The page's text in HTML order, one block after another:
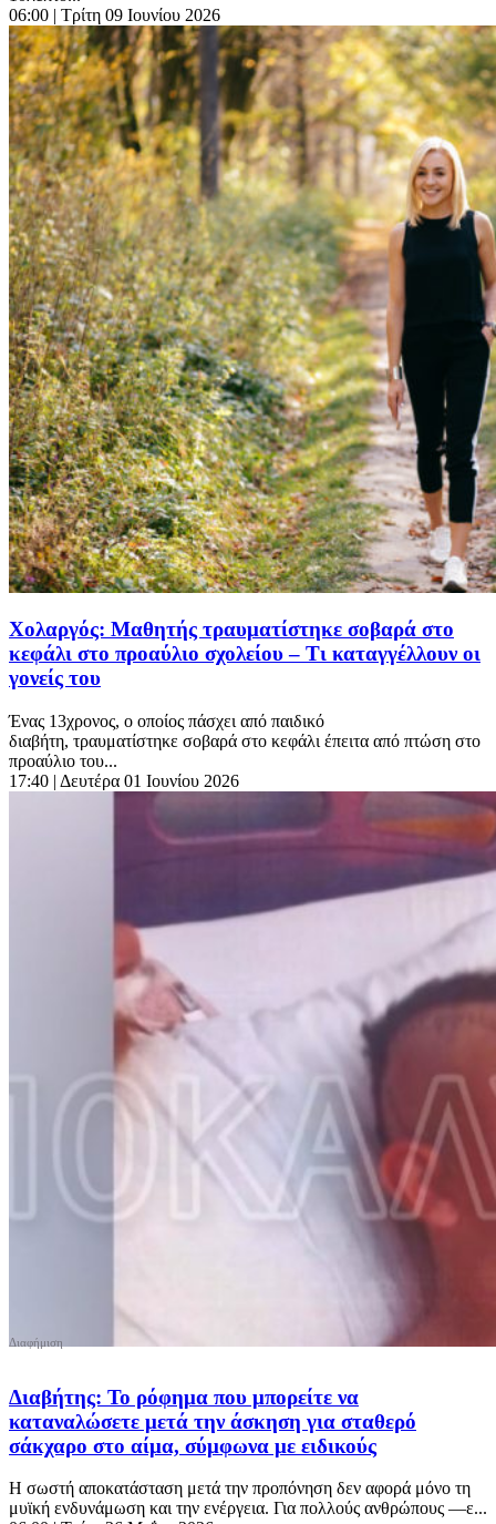
06:00 | Τρίτη 09 Ιουνίου 2026
Χολαργός: Μαθητής τραυματίστηκε σοβαρά στο
κεφάλι στο προαύλιο σχολείου – Τι καταγγέλλουν οι
γονείς του
Ένας 13χρονος, ο οποίος πάσχει από παιδικό
διαβήτη, τραυματίστηκε σοβαρά στο κεφάλι έπειτα από πτώση στο
προαύλιο του...
17:40 | Δευτέρα 01 Ιουνίου 2026
Διαβήτης: Το ρόφημα που μπορείτε να
καταναλώσετε μετά την άσκηση για σταθερό
σάκχαρο στο αίμα, σύμφωνα με ειδικούς
Η σωστή αποκατάσταση μετά την προπόνηση δεν αφορά μόνο τη
μυϊκή ενδυνάμωση και την ενέργεια. Για πολλούς ανθρώπους —ε...